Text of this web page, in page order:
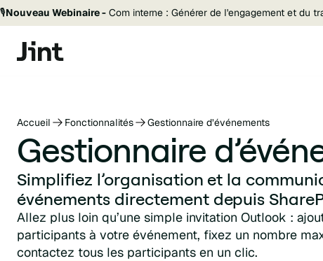
🎙️Nouveau Webinaire - Com interne : Générer de l'engagement et du
Accueil Fonctionnalités Gestionnaire d’événements
Gestionnaire
Simplifiez l’organisation et la
événements directement depuis
Allez plus loin qu’une simple invitation Outlook :
participants à votre événement, fixez un nombre
contactez tous les participants en un clic.